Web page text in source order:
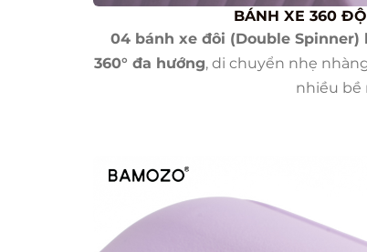
BÁNH XE 360
04 bánh xe đôi (Double Spinner)
360° đa hướng, di chuyển nhẹ
nhiều bề